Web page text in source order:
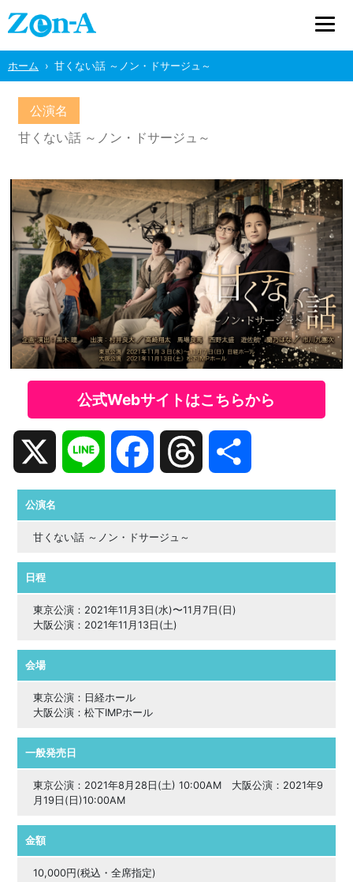
ホーム 甘くない話 ～ノン・ドサージュ～
公演名
甘くない話 ～ノン・ドサージュ～
公式Webサイトはこちらから
Line Facebook Threads
有
公演名
甘くない話 ～ノン・ドサージュ～
日程
東京公演：2021年11月3日(水)〜11月7日(日)
大阪公演：2021年11月13日(土)
会場
東京公演：日経ホール
大阪公演：松下IMPホール
一般発売日
東京公演：2021年8月28日(土) 10:00AM 大阪公演：2021年9
月19日(日)10:00AM
金額
10,000円(税込・全席指定)